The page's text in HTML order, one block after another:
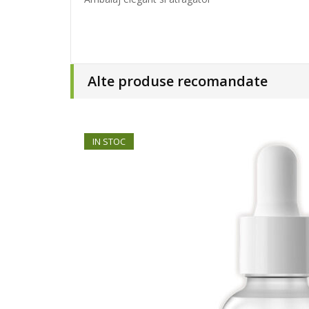
Alte produse recomandate
IN STOC